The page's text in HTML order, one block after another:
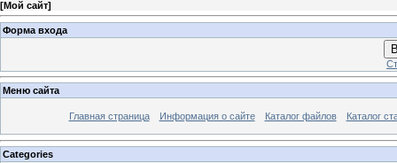
[Мой сайт]
Форма входа
Меню сайта
Главная страница Информация о сайте Каталог файлов Каталог
Categories